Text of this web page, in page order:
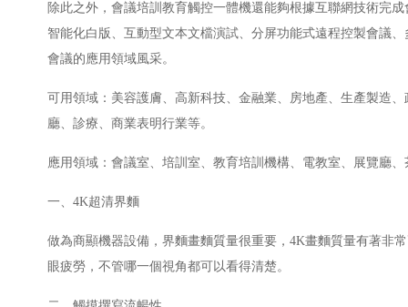
除此之外，會議培訓教育觸控一體機還能夠根據互聯網技術完
智能化白版、互動型文本文檔演試、分屏功能式遠程控製會議
會議的應用領域風采。
可用領域：美容護膚、高新科技、金融業、房地產、生產製造
廳、診療、商業表明行業等。
應用領域：會議室、培訓室、教育培訓機構、電教室、展覽廳、
一、4K超清界麵
做為商顯機器設備，界麵畫麵質量很重要，4K畫麵質量有著非
眼疲勞，不管哪一個視角都可以看得清楚。